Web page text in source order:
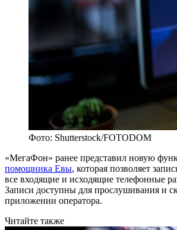
Фото: Shutterstock/FOTODOM
«МегаФон» ранее представил новую
помощника Евы, которая позволяет
все входящие и исходящие телефонные
Записи доступны для прослушивания и
приложении оператора.
Читайте также